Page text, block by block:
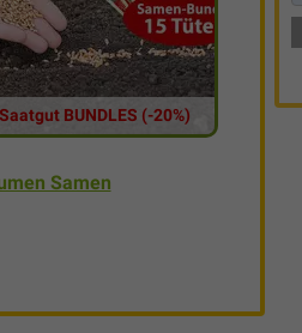
Saatgut BUNDLES (-20%)
Samen